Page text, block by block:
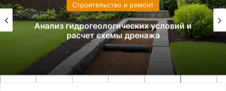
Строительство и ремонт
Анализ гидрогеологических условий и
расчет схемы дренажа